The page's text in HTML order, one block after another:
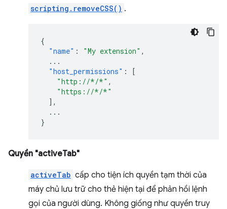
scripting.removeCSS() .
{
"name" : "My extension" ,
...
"host_permissions" :
[
"http://*/*" ,
"https://*/*"
],
...
}
Quyền "activeTab"
activeTab cấp cho tiện ích quyền tạm thời của
máy chủ lưu trữ cho thẻ hiện tại để phản hồi lệnh
gọi của người dùng. Không giống như quyền truy